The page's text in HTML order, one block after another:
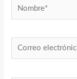
Nombre*
Correo
electrónico*